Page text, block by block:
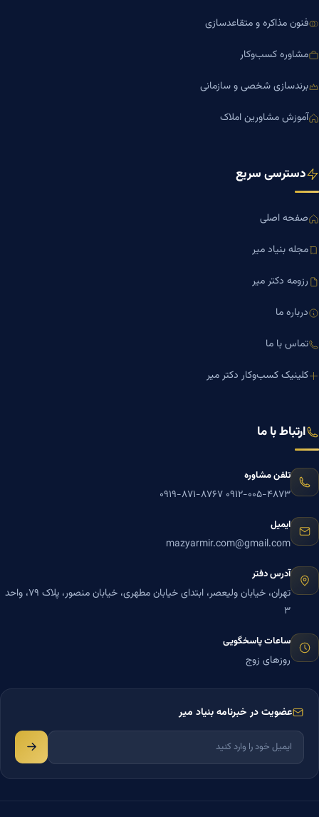
فنون مذاکره و متقاعدسازی
مشاوره کسب‌وکار
برندسازی شخصی و سازمانی
آموزش مشاورین املاک
دسترسی سریع
صفحه اصلی
مجله بنیاد میر
رزومه دکتر میر
درباره ما
تماس با ما
کلینیک کسب‌وکار دکتر میر
ارتباط با ما
تلفن مشاوره
۰۹۱۲-۰۰۵-۴۸۷۳ ۰۹۱۹-۸۷۱-۸۷۶۷
ایمیل
mazyarmir.com@gmail.com
آدرس دفتر
تهران، خیابان ولیعصر، ابتدای خیابان مطهری، خیابان منصور، پلاک ۷۹، واحد
۳
ساعات پاسخگویی
روزهای زوج
عضویت در خبرنامه بنیاد میر